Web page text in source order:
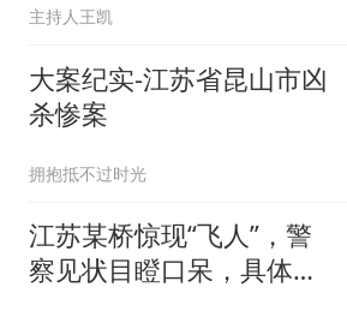
嫌疑人
主持人王凯
大案纪实-江苏省昆山市凶
杀惨案
拥抱抵不过时光
江苏某桥惊现“飞人”，警
察见状目瞪口呆，具体情